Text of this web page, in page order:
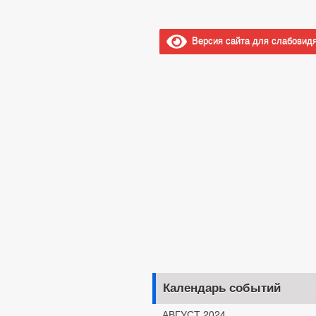
Версия сайта для
Календарь событий